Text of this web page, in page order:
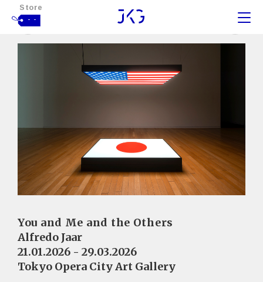
Store
- -
You and Me and the Others
Alfredo Jaar
21.01.2026 - 29.03.2026
Tokyo Opera City Art Gallery